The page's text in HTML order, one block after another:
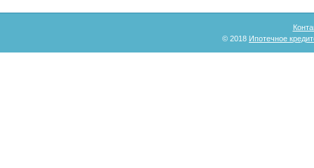
© 2018 Ипотечное